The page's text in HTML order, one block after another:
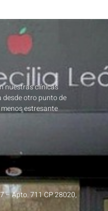
nuestras clínicas
otro punto de
estresante
– Apto. 711 CP 28020,